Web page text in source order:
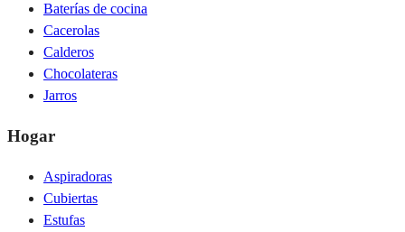
Baterías de cocina
Cacerolas
Calderos
Chocolateras
Jarros
Hogar
Aspiradoras
Cubiertas
Estufas